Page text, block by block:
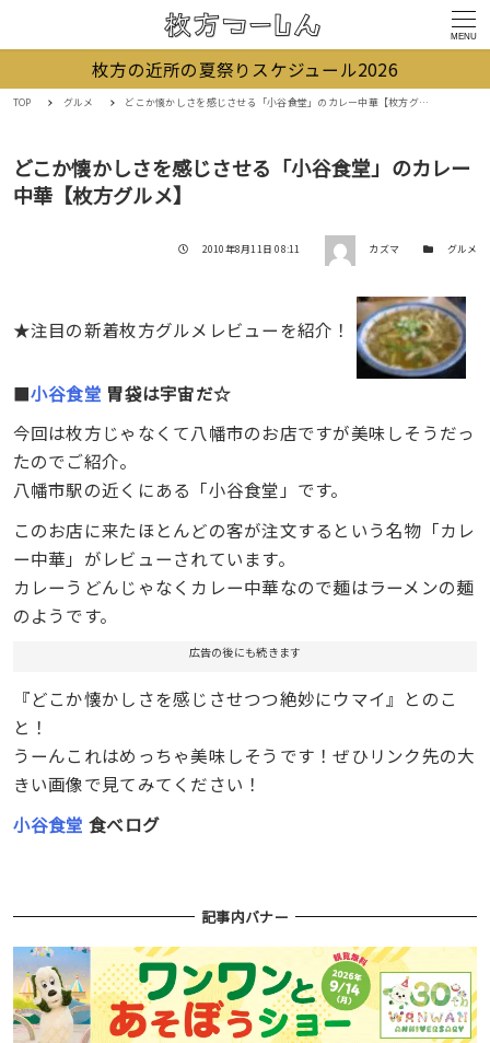
MENU
枚方の近所の夏祭りスケジュール2026
TOP グルメ どこか懐かしさを感じさせる「小谷食堂」のカレー中華【枚方グルメ】
どこか懐かしさを感じさせる「小谷食堂」のカレー
中華【枚方グルメ】
投稿日
2010年8月11日 08:11 著者 カズマ カテゴリー
グルメ
★注目の新着枚方グルメレビューを紹介！
■小谷食堂 胃袋は宇宙だ☆
今回は枚方じゃなくて八幡市のお店ですが美味しそうだっ
たのでご紹介。
八幡市駅の近くにある「小谷食堂」です。
このお店に来たほとんどの客が注文するという名物「カレ
ー中華」がレビューされています。
カレーうどんじゃなくカレー中華なので麺はラーメンの麺
のようです。
広告の後にも続きます
『どこか懐かしさを感じさせつつ絶妙にウマイ』とのこ
と！
うーんこれはめっちゃ美味しそうです！ぜひリンク先の大
きい画像で見てみてください！
小谷食堂 食べログ
記事内バナー